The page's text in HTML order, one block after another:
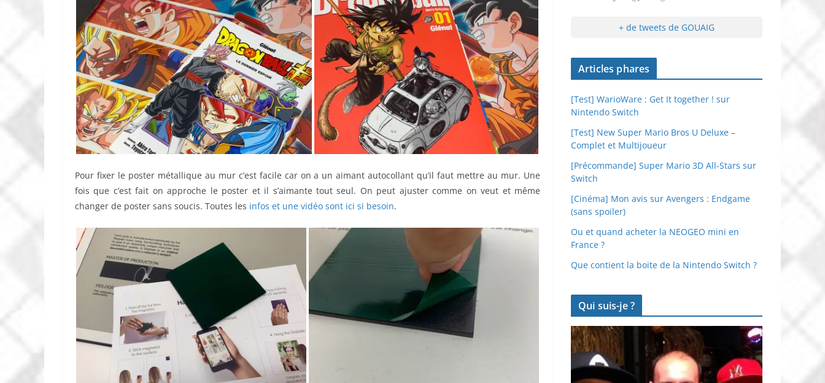
Pour fixer le poster métallique au mur c’est facile car on a un aimant autocollant qu’il faut mettre au mur. Une
fois que c’est fait on approche le poster et il s’aimante tout seul. On peut ajuster comme on veut et même
changer de poster sans soucis. Toutes les infos et une vidéo sont ici si besoin.
+ de tweets de GOUAIG
Articles phares
[Test] WarioWare : Get It together ! sur
Nintendo Switch
[Test] New Super Mario Bros U Deluxe –
Complet et Multijoueur
[Précommande] Super Mario 3D All-Stars sur
Switch
[Cinéma] Mon avis sur Avengers : Endgame
(sans spoiler)
Ou et quand acheter la NEOGEO mini en
France ?
Que contient la boite de la Nintendo Switch ?
Qui suis-je ?